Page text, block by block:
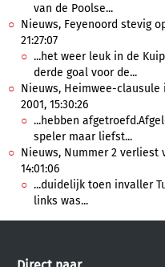
van de Poolse...
Nieuws, Feyenoord stevig
21:27:07
...het weer leuk in de
derde goal voor de...
Nieuws, Heimwee-
2001, 15:30:26
...hebben
speler maar liefst...
Nieuws, Nummer 2 verliest
14:01:06
...duidelijk toen invaller
links was...